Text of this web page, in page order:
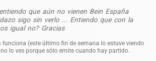
que aún no vienen Bein España
sigo sin verlo ... Entiendo que con la
igual no? Gracias
funciona (este último fin de semana lo estuve viendo
lo ves porque sólo emite cuando hay partido.